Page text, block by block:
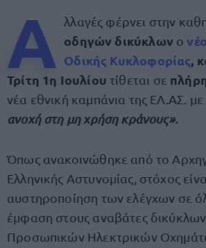
Α λλαγές φέρνει στην
οδηγών δικύκλων ο
Οδικής Κυκλοφορίας, κ
Τρίτη 1η Ιουλίου τίθεται σε
νέα εθνική καμπάνια της ΕΛ.ΑΣ. με
ανοχή στη μη χρήση κράνους».
Όπως ανακοινώθηκε από το
Ελληνικής Αστυνομίας, στόχος
αυστηροποίηση των ελέγχων σε
έμφαση στους αναβάτες
Προσωπικών Ηλεκτρικών